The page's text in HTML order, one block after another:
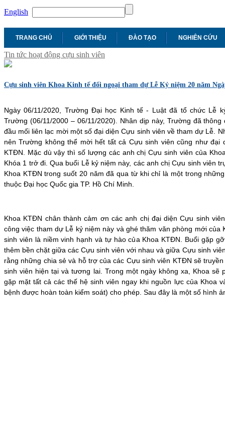
English
TRANG CHỦ GIỚI THIỆU ĐÀO TẠO NGHIÊN CỨU
Tin tức hoạt động cựu sinh viên
Cựu sinh viên Khoa Kinh tế đối ngoại tham dự Lễ Kỷ niệm 20 năm
Ngày 06/11/2020, Trường Đại học Kinh tế - Luật đã tổ chức Lễ
Trường (06/11/2000 – 06/11/2020). Nhân dịp này, Trường đã
đầu mối liên lạc mời một số đại diện Cựu sinh viên về tham dự Lễ.
nên Trường không thể mời hết tất cả Cựu sinh viên cũng như đại
KTĐN. Mặc dù vậy thì số lượng các anh chị Cựu sinh viên của
Khóa 1 trở đi. Qua buổi Lễ kỷ niệm này, các anh chị Cựu sinh viên
Khoa KTĐN trong suốt 20 năm đã qua từ khi chỉ là một trong
thuộc Đại học Quốc gia TP. Hồ Chí Minh.
Khoa KTĐN chân thành cảm ơn các anh chị đại diện Cựu sinh
công việc tham dự Lễ kỷ niệm này và ghé thăm văn phòng mới
sinh viên là niềm vinh hạnh và tự hào của Khoa KTĐN. Buổi gặp
thêm bền chặt giữa các Cựu sinh viên với nhau và giữa Cựu sinh
rằng những chia sẻ và hỗ trợ của các Cựu sinh viên KTĐN sẽ
sinh viên hiện tại và tương lai. Trong một ngày không xa, Khoa
gặp mặt tất cả các thế hệ sinh viên ngay khi nguồn lực của Khoa
bệnh được hoàn toàn kiểm soát) cho phép. Sau đây là một số hình